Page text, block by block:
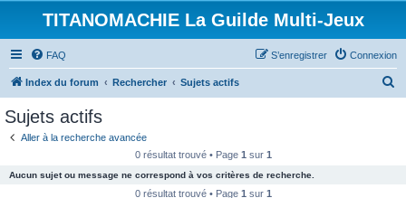
TITANOMACHIE La Guilde Multi-Jeux
FAQ Connexion
S’enregistrer
Index du forum Rechercher Sujets actifs
Sujets actifs
Aller à la recherche avancée
0 résultat trouvé • Page 1 sur 1
Aucun sujet ou message ne correspond à vos critères de recherche.
0 résultat trouvé • Page 1 sur 1